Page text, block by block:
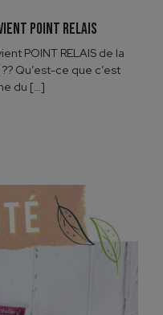
POINT RELAIS
POINT RELAIS de la
Qu’est-ce que c’est
du […]